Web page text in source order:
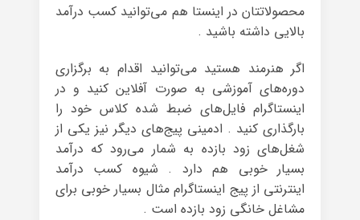
محصولاتتان در اینستا هم می‌توانید کسب درآمد
بالایی داشته باشید .
اگر هنرمند هستید می‌توانید اقدام به برگزاری
دوره‌های آموزشی به صورت آفلاین کنید و در
اینستاگرام فایل‌های ضبط شده کلاس خود را
بارگذاری کنید . ادمینی پیج‌های دیگر نیز یکی از
شغل‌های زود بازده به شمار می‌رود که درآمد
بسیار خوبی هم دارد . شیوه کسب درآمد
اینترنتی از پیج اینستاگرام مثال بسیار خوبی برای
مشاغل خانگی زود بازده است .